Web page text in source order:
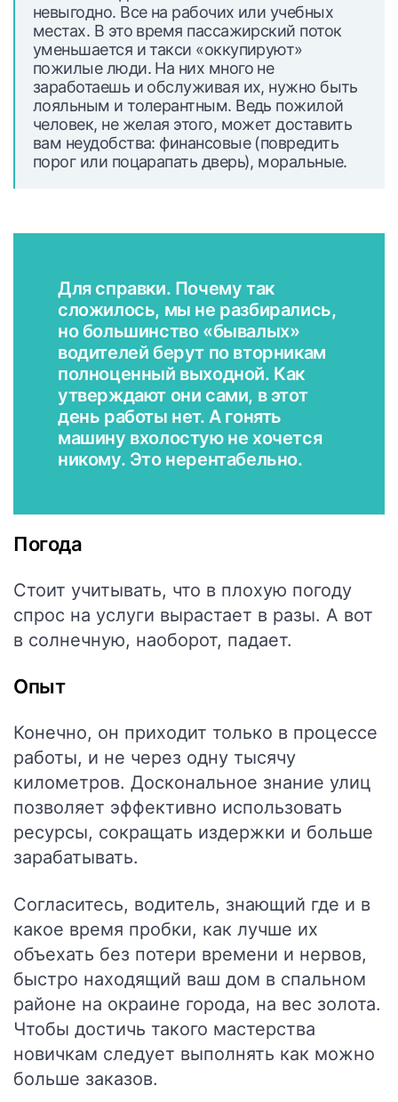
невыгодно. Все на рабочих или учебных
местах. В это время пассажирский поток
уменьшается и такси «оккупируют»
пожилые люди. На них много не
заработаешь и обслуживая их, нужно быть
лояльным и толерантным. Ведь пожилой
человек, не желая этого, может доставить
вам неудобства: финансовые (повредить
порог или поцарапать дверь), моральные.
Для справки. Почему так
сложилось, мы не разбирались,
но большинство «бывалых»
водителей берут по вторникам
полноценный выходной. Как
утверждают они сами, в этот
день работы нет. А гонять
машину вхолостую не хочется
никому. Это нерентабельно.
Погода
Стоит учитывать, что в плохую погоду
спрос на услуги вырастает в разы. А вот
в солнечную, наоборот, падает.
Опыт
Конечно, он приходит только в процессе
работы, и не через одну тысячу
километров. Доскональное знание улиц
позволяет эффективно использовать
ресурсы, сокращать издержки и больше
зарабатывать.
Согласитесь, водитель, знающий где и в
какое время пробки, как лучше их
объехать без потери времени и нервов,
быстро находящий ваш дом в спальном
районе на окраине города, на вес золота.
Чтобы достичь такого мастерства
новичкам следует выполнять как можно
больше заказов.